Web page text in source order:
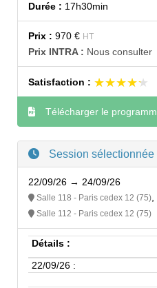
Durée : 17h30min
Prix : 970 € HT
Prix INTRA : Nous consulter
Satisfaction : ★★★★★
★★★★★
Télécharger le
Session sélectionnée
22/09/26 → 24/09/26
Salle 118 - Paris cedex 12 (75)
Salle 112 - Paris cedex 12 (75)
Détails :
22/09/26 :